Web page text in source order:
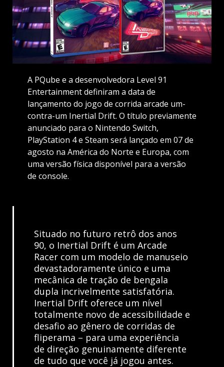
A PQube e a desenvolvedora Level 91
Entertainment definiram a data de
lançamento do jogo de corrida arcade um-
contra-um Inertial Drift. O título previamente
anunciado para o Nintendo Switch,
PlayStation 4 e Steam será lançado em 07 de
agosto na América do Norte e Europa, com
uma versão física disponível para a versão
de console.
Situado no futuro retrô dos anos
90, o Inertial Drift é um Arcade
Racer com um modelo de manuseio
devastadoramente único e uma
mecânica de tração de bengala
dupla incrivelmente satisfatória.
Inertial Drift oferece um nível
totalmente novo de acessibilidade e
desafio ao gênero de corridas de
fliperama – para uma experiência
de direção genuinamente diferente
de tudo que você já jogou antes.